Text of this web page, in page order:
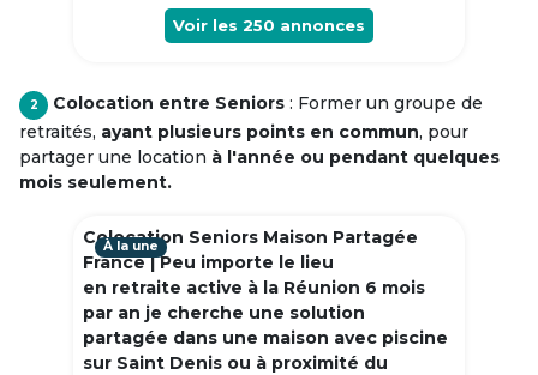
Voir les 250 annonces
2 Colocation entre Seniors : Former un groupe de
retraités, ayant plusieurs points en commun, pour
partager une location à l'année ou pendant quelques
mois seulement.
Colocation Seniors Maison Partagée
France | Peu importe le lieu
en retraite active à la Réunion 6 mois
par an je cherche une solution
partagée dans une maison avec piscine
sur Saint Denis ou à proximité du
À la une